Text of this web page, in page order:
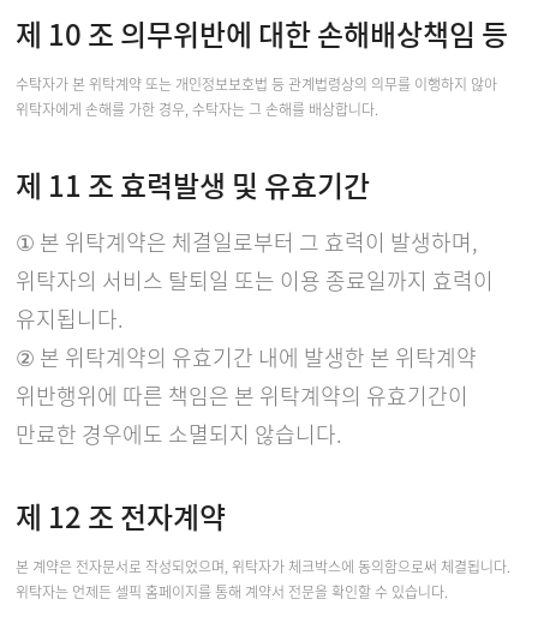
제 10 조 의무위반에 대한 손해배상책임 등
수탁자가 본 위탁계약 또는 개인정보보호법 등 관계법령상의 의무를 이행하지 않아
위탁자에게 손해를 가한 경우, 수탁자는 그 손해를 배상합니다.
제 11 조 효력발생 및 유효기간
① 본 위탁계약은 체결일로부터 그 효력이 발생하며,
위탁자의 서비스 탈퇴일 또는 이용 종료일까지 효력이
유지됩니다.
② 본 위탁계약의 유효기간 내에 발생한 본 위탁계약
위반행위에 따른 책임은 본 위탁계약의 유효기간이
만료한 경우에도 소멸되지 않습니다.
제 12 조 전자계약
본 계약은 전자문서로 작성되었으며, 위탁자가 체크박스에 동의함으로써 체결됩니다.
위탁자는 언제든 셀픽 홈페이지를 통해 계약서 전문을 확인할 수 있습니다.